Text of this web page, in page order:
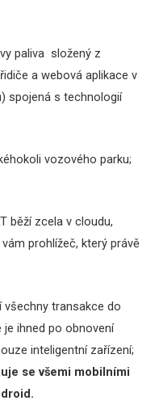
paliva složený z
a webová aplikace v
spojená s technologií
vozového parku;
běží zcela v cloudu,
prohlížeč, který právě
všechny transakce do
ihned po obnovení
inteligentní zařízení;
se všemi mobilními